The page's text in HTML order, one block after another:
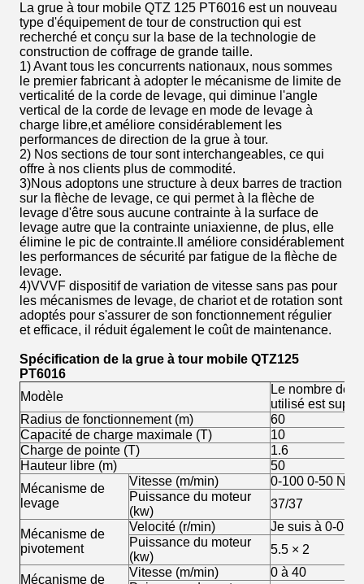
La grue à tour mobile QTZ 125 PT6016 est un nouveau
type d'équipement de tour de construction qui est
recherché et conçu sur la base de la technologie de
construction de coffrage de grande taille.
1) Avant tous les concurrents nationaux, nous sommes
le premier fabricant à adopter le mécanisme de limite de
verticalité de la corde de levage, qui diminue l'angle
vertical de la corde de levage en mode de levage à
charge libre,et améliore considérablement les
performances de direction de la grue à tour.
2) Nos sections de tour sont interchangeables, ce qui
offre à nos clients plus de commodité.
3)Nous adoptons une structure à deux barres de traction
sur la flèche de levage, ce qui permet à la flèche de
levage d'être sous aucune contrainte à la surface de
levage autre que la contrainte uniaxienne, de plus, elle
élimine le pic de contrainte.Il améliore considérablement
les performances de sécurité par fatigue de la flèche de
levage.
4)VVVF dispositif de variation de vitesse sans pas pour
les mécanismes de levage, de chariot et de rotation sont
adoptés pour s'assurer de son fonctionnement régulier
et efficace, il réduit également le coût de maintenance.
Spécification de la grue à tour mobile QTZ125
PT6016
Modèle
Le nombre de
utilisé est
Radius de fonctionnement (m)
60
Capacité de charge maximale (T)
10
Charge de pointe (T)
1.6
Hauteur libre (m)
50
Mécanisme de
levage
Vitesse (m/min)
0-100 0-50
Puissance du moteur
(kw)
37/37
Mécanisme de
pivotement
Velocité (r/min)
Je suis à 0-0.67
Puissance du moteur
(kw)
5.5 × 2
Mécanisme de
Vitesse (m/min)
0 à 40